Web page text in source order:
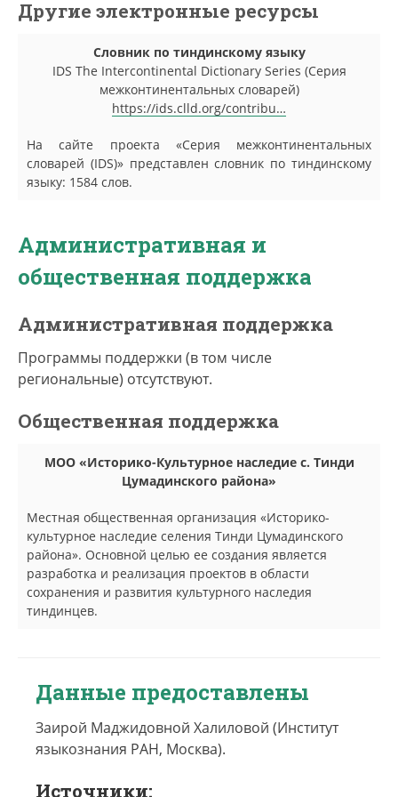
Другие электронные ресурсы
Словник по тиндинскому языку
IDS The Intercontinental Dictionary Series (Серия
межконтинентальных словарей)
https://ids.clld.org/contribu…
На сайте проекта «Серия межконтинентальных
словарей (IDS)» представлен словник по тиндинскому
языку: 1584 слов.
Административная и
общественная поддержка
Административная поддержка
Программы поддержки (в том числе
региональные) отсутствуют.
Общественная поддержка
МОО «Историко-Культурное наследие с. Тинди
Цумадинского района»
Местная общественная организация «Историко-
культурное наследие селения Тинди Цумадинского
района». Основной целью ее создания является
разработка и реализация проектов в области
сохранения и развития культурного наследия
тиндинцев.
Данные предоставлены
Заирой Маджидовной Халиловой (Институт
языкознания РАН, Москва).
Источники: